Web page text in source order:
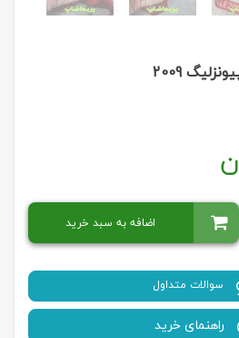
2009
اضافه به سبد خرید
سوالات متداول
راهنمای خرید